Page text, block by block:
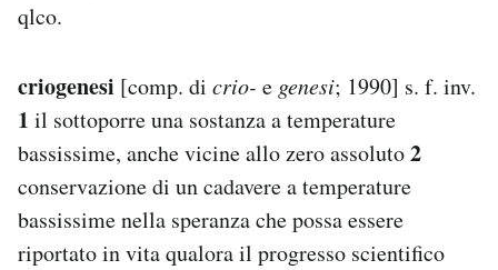
qlco.
criogenesi [comp. di crio- e genesi; 1990] s. f. inv.
1 il sottoporre una sostanza a temperature
bassissime, anche vicine allo zero assoluto2
conservazione di un cadavere a temperature
bassissime nella speranza che possa essere
riportato in vita qualora il progresso scientifico